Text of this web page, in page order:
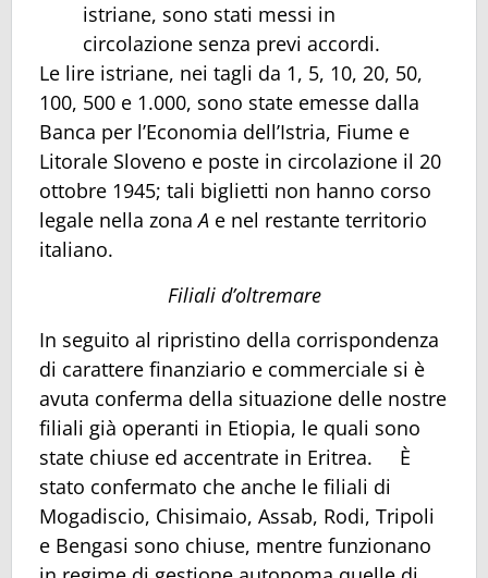
istriane, sono stati messi in
circolazione senza previ accordi.
Le lire istriane, nei tagli da 1, 5, 10, 20, 50,
100, 500 e 1.000, sono state emesse dalla
Banca per l’Economia dell’Istria, Fiume e
Litorale Sloveno e poste in circolazione il 20
ottobre 1945; tali biglietti non hanno corso
legale nella zonaA e nel restante territorio
italiano.
Filiali d’oltremare
In seguito al ripristino della corrispondenza
di carattere finanziario e commerciale si è
avuta conferma della situazione delle nostre
filiali già operanti in Etiopia, le quali sono
state chiuse ed accentrate in Eritrea. È
stato confermato che anche le filiali di
Mogadiscio, Chisimaio, Assab, Rodi, Tripoli
e Bengasi sono chiuse, mentre funzionano